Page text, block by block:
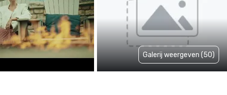
Galerij weergeven (50)